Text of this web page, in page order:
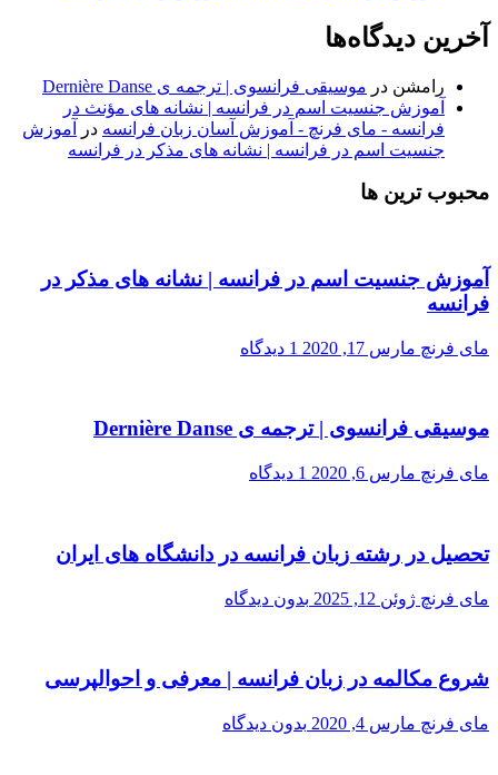
آخرین دیدگاه‌ها
رامشن در موسیقی فرانسوی | ترجمه ی Dernière Danse
آموزش جنسیت اسم در فرانسه | نشانه های مؤنث در
فرانسه - مای فرنچ - آموزش آسان زبان فرانسه در
آموزش
جنسیت اسم در فرانسه | نشانه های مذکر در فرانسه
محبوب ترین ها
آموزش جنسیت اسم در فرانسه | نشانه های مذکر در
فرانسه
مای فرنچ مارس 17, 2020 1 دیدگاه
موسیقی فرانسوی | ترجمه ی Dernière Danse
مای فرنچ مارس 6, 2020 1 دیدگاه
تحصیل در رشته زبان فرانسه در دانشگاه های ایران
مای فرنچ ژوئن 12, 2025 بدون دیدگاه
شروع مکالمه در زبان فرانسه | معرفی و احوالپرسی
مای فرنچ مارس 4, 2020 بدون دیدگاه